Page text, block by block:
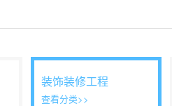
装饰装修工程
查看分类>>